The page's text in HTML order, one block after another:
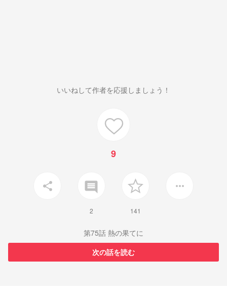
いいねして作者を応援しましょう！
9
share insert_comment
2 141
more_horiz
第75話 熱の果てに
次の話を読む